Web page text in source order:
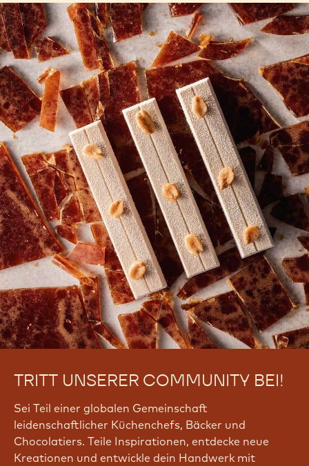
TRITT UNSERER COMMUNITY BEI!
Sei Teil einer globalen Gemeinschaft
leidenschaftlicher Küchenchefs, Bäcker und
Chocolatiers. Teile Inspirationen, entdecke neue
Kreationen und entwickle dein Handwerk mit